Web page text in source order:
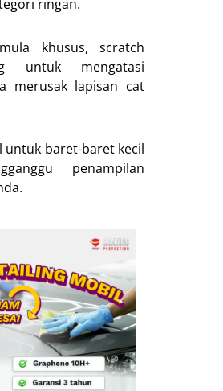
ringan.
khusus, scratch
untuk mengatasi
merusak lapisan cat
untuk baret-baret kecil
penampilan